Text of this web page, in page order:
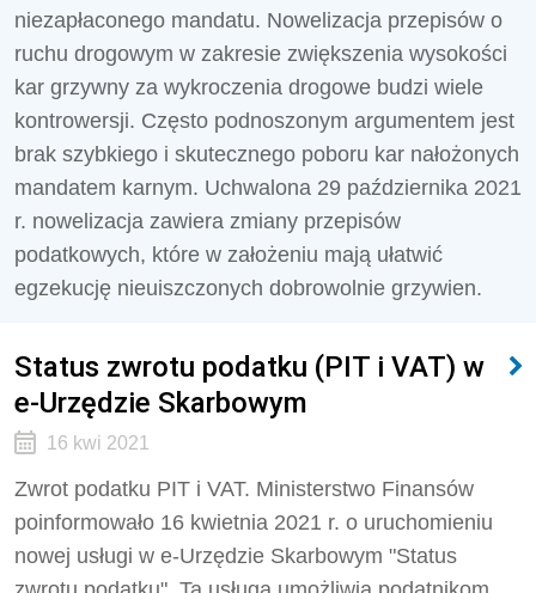
niezapłaconego mandatu. Nowelizacja przepisów o
ruchu drogowym w zakresie zwiększenia wysokości
kar grzywny za wykroczenia drogowe budzi wiele
kontrowersji. Często podnoszonym argumentem jest
brak szybkiego i skutecznego poboru kar nałożonych
mandatem karnym. Uchwalona 29 października 2021
r. nowelizacja zawiera zmiany przepisów
podatkowych, które w założeniu mają ułatwić
egzekucję nieuiszczonych dobrowolnie grzywien.
Status zwrotu podatku (PIT i VAT) w
e-Urzędzie Skarbowym
16 kwi 2021
Zwrot podatku PIT i VAT. Ministerstwo Finansów
poinformowało 16 kwietnia 2021 r. o uruchomieniu
nowej usługi w e-Urzędzie Skarbowym "Status